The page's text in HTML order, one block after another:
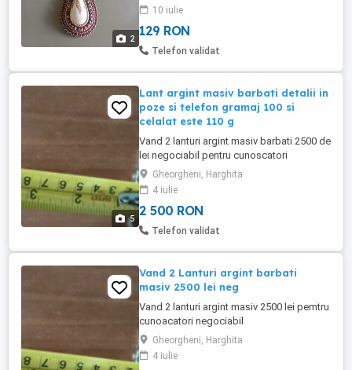
2
ideală pentru un cadou special sau pentru
a adăuga eleganță ținutelor zilnice.
Material: Realizat din Riolit silicificat,
aspect natural, textură interesantă.
10 iulie
129 RON
Telefon validat
5
Lant argint masiv barbati detalii in
poze si telefon gramaj 100 si
celalat este 110 g
Vand 2 lanturi argint masiv barbati 2500 de
lei negociabil pentru cunoscatori
Gheorgheni, Harghita
4 iulie
2 500 RON
Telefon validat
Vand 2 Lanturi argint barbati
masiv 2500 lei neg
Vand 2 lanturi argint masiv 2500 lei pemtru
cunoacatori negociabil
Gheorgheni, Harghita
4 iulie